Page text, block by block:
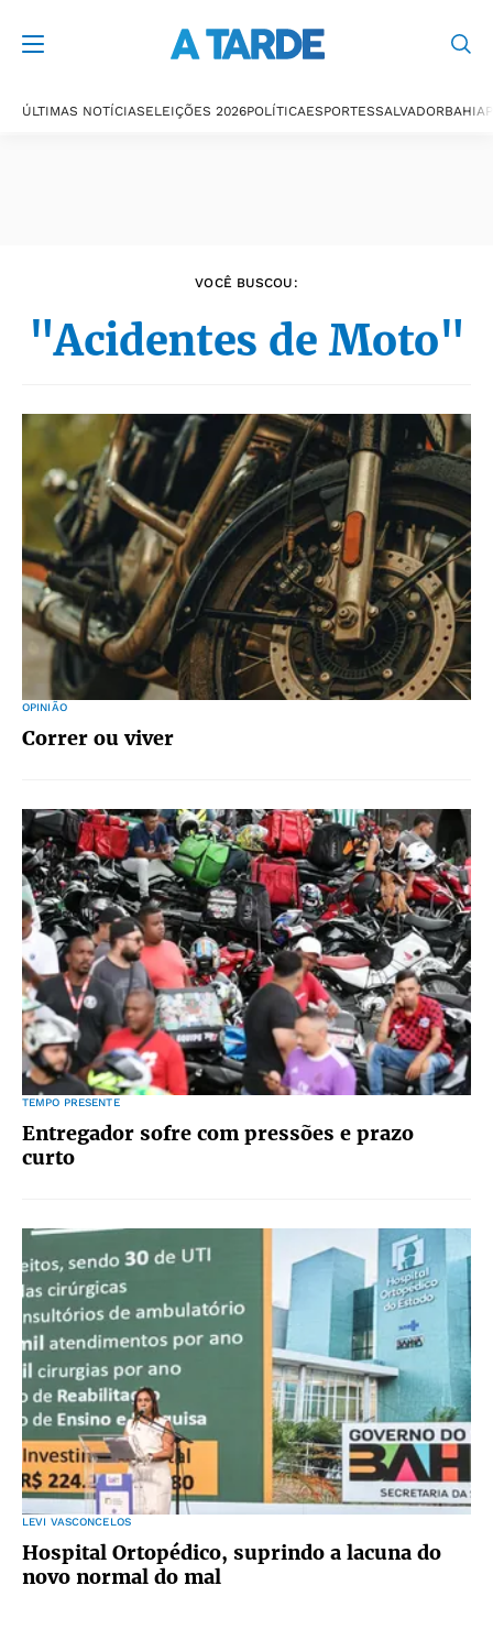
ÚLTIMAS NOTÍCIASELEIÇÕES 2026POLÍTICAESPORTESSALVADORBAHIA
VOCÊ BUSCOU:
"Acidentes de Moto"
OPINIÃO
Correr ou viver
TEMPO PRESENTE
Entregador sofre com pressões e prazo
curto
LEVI VASCONCELOS
Hospital Ortopédico, suprindo a lacuna do
novo normal do mal